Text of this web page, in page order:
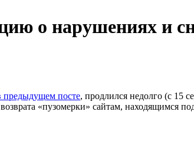
о нарушениях и
предыдущем посте, продлился недолго (с 15
«пузомерки» сайтам, находящимся